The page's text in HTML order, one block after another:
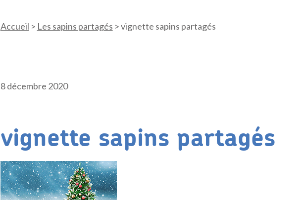
Accueil > Les sapins partagés >vignette sapins partagés
8 décembre 2020
vignette sapins partagés